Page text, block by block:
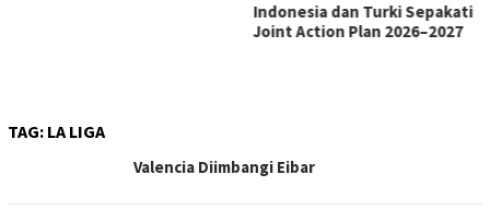
Satgas PRR Pacu Realisasi
Tambahan TKD Aceh Rp1,65
TAG: LA LIGA
Valencia Diimbangi Eibar